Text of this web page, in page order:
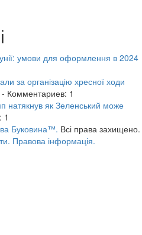
умови для оформлення в 2024
за організацію хресної ходи
- Комментариев: 1
натякнув як Зеленський може
1
Буковина™. Всі права захищено.
Правова інформація.